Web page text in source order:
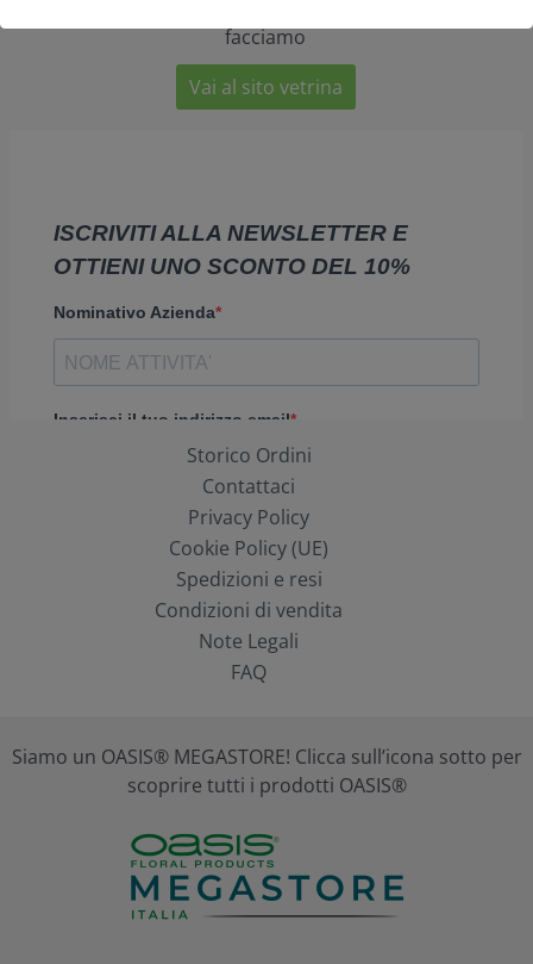
facciamo
Vai al sito vetrina
Storico Ordini
Contattaci
Privacy Policy
Cookie Policy (UE)
Spedizioni e resi
Condizioni di vendita
Note Legali
FAQ
Siamo un OASIS® MEGASTORE! Clicca sull’icona sotto per
scoprire tutti i prodotti OASIS®